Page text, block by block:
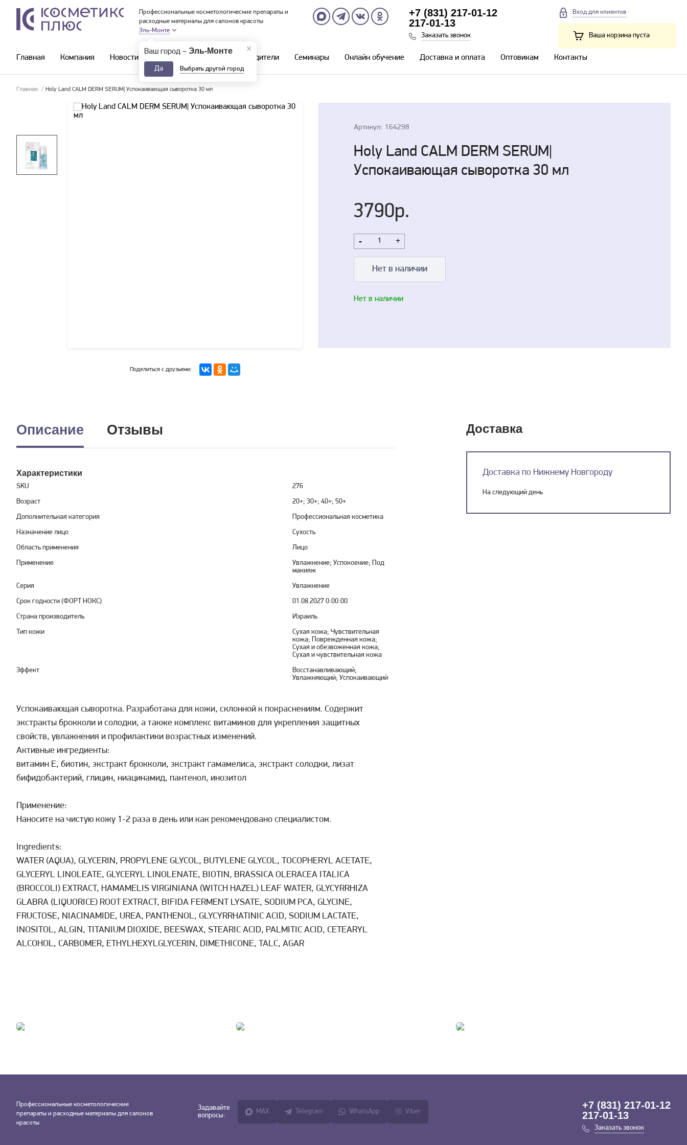
Профессиональные косметологические препараты и
расходные материалы для салонов красоты
Эль-Монте
Ваш город – Эль-Монте
Да Выбрать другой город
+7 (831) 217-01-12
217-01-13
Заказать звонок
Вход для клиентов
Ваша корзина пуста
Главная Компания Новости и акции Производители Семинары Онлайн обучение Доставка и оплата Оптовикам Контакты
Главная / Holy Land CALM DERM SERUM| Успокаивающая сыворотка 30 мл
Поделиться с друзьями:
Артикул: 164298
Holy Land CALM DERM SERUM|
Успокаивающая сыворотка 30 мл
3790р.
- +
Нет в наличии
Нет в наличии
Описание Отзывы
Характеристики
SKU
276
Возраст
20+; 30+; 40+; 50+
Дополнительная категория
Профессиональная косметика
Назначение лицо
Сухость
Область применения
Лицо
Применение
Увлажнение; Успокоение; Под
макияж
Серия
Увлажнение
Срок годности (ФОРТ НОКС)
01.08.2027 0:00:00
Страна производитель
Израиль
Тип кожи
Сухая кожа; Чувствительная
кожа; Поврежденная кожа;
Сухая и обезвоженная кожа;
Сухая и чувствительная кожа
Эффект
Восстанавливающий;
Увлажняющий; Успокаивающий
Успокаивающая сыворотка. Разработана для кожи, склонной к покраснениям. Содержит
экстракты брокколи и солодки, а также комплекс витаминов для укрепления защитных
свойств, увлажнения и профилактики возрастных изменений.
Активные ингредиенты:
витамин Е, биотин, экстракт брокколи, экстракт гамамелиса, экстракт солодки, лизат
бифидобактерий, глицин, ниацинамид, пантенол, инозитол
Применение:
Наносите на чистую кожу 1-2 раза в день или как рекомендовано специалистом.
Ingredients:
WATER (AQUA), GLYCERIN, PROPYLENE GLYCOL, BUTYLENE GLYCOL, TOCOPHERYL ACETATE,
GLYCERYL LINOLEATE, GLYCERYL LINOLENATE, BIOTIN, BRASSICA OLERACEA ITALICA
(BROCCOLI) EXTRACT, HAMAMELIS VIRGINIANA (WITCH HAZEL) LEAF WATER, GLYCYRRHIZA
GLABRA (LIQUORICE) ROOT EXTRACT, BIFIDA FERMENT LYSATE, SODIUM PCA, GLYCINE,
FRUCTOSE, NIACINAMIDE, UREA, PANTHENOL, GLYCYRRHATINIC ACID, SODIUM LACTATE,
INOSITOL, ALGIN, TITANIUM DIOXIDE, BEESWAX, STEARIC ACID, PALMITIC ACID, CETEARYL
ALCOHOL, CARBOMER, ETHYLHEXYLGLYCERIN, DIMETHICONE, TALC, AGAR
Доставка
Доставка по Нижнему Новгороду
На следующий день
Профессиональные косметологические
препараты и расходные материалы для салонов
красоты
Задавайте
вопросы:
MAX Telegram WhatsApp Viber
+7 (831) 217-01-12
217-01-13
Заказать звонок